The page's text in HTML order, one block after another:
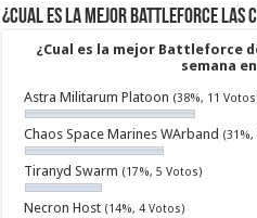
¿Cual es la mejor Battleforce las
¿Cual es la mejor Battleforce
semana
Astra Militarum Platoon (38%, 11
Chaos Space Marines WArband
Tiranyd Swarm (17%, 5 Votos)
Necron Host (14%, 4 Votos)